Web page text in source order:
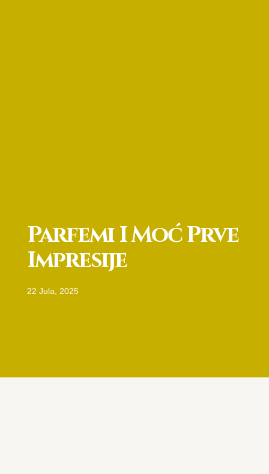
Parfemi I Moć Prve
Impresije
22 Jula, 2025